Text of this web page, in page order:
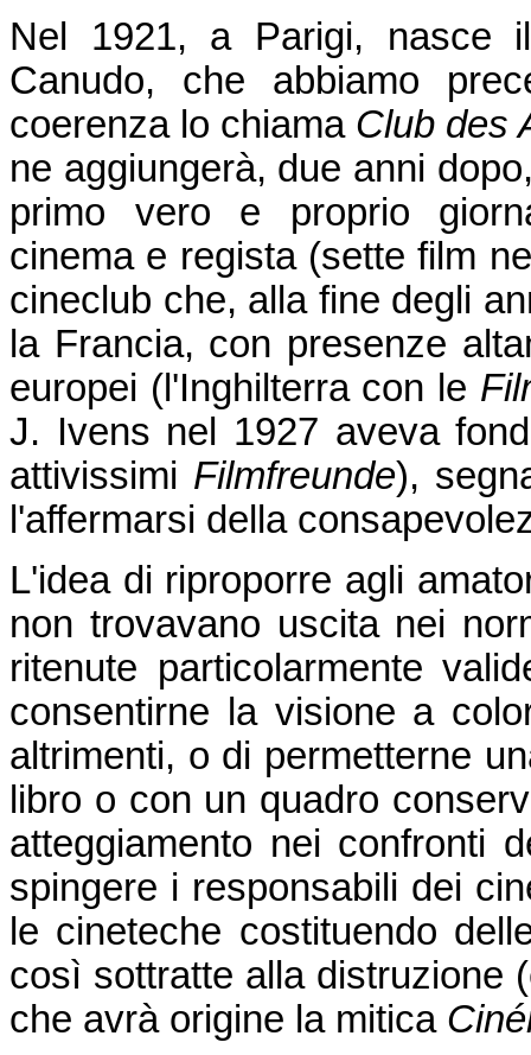
Nel 1921, a Parigi, nasce
Canudo, che abbiamo
coerenza lo chiama Club des
ne aggiungerà, due anni
primo vero e proprio
cinema e regista (sette film
cineclub che, alla fine degli
la Francia, con presenze
europei (l'Inghilterra con le
J. Ivens nel 1927 aveva
attivissimi Filmfreunde),
l'affermarsi della
L'idea di riproporre agli
non trovavano uscita nei
ritenute particolarmente
consentirne la visione a
altrimenti, o di permetterne
libro o con un quadro
atteggiamento nei confronti
spingere i responsabili dei
le cineteche costituendo
così sottratte alla distruzione
che avrà origine la mitica